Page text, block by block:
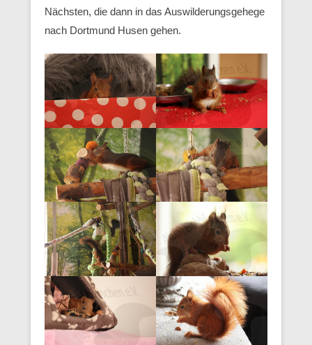
Nächsten, die dann in das Auswilderungsgehege
nach Dortmund Husen gehen.